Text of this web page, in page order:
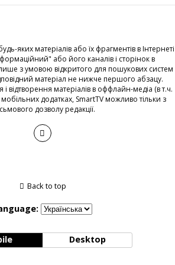
яких матеріалів або їх фрагментів в Інтернеті
або його каналів і сторінок в
з умовою відкритого для пошукових систем
матеріал не нижче першого абзацу.
відтворення матеріалів в оффлайн-медіа (в т.ч.
додатках, SmartTV можливо тільки з
дозволу редакції.
Back to top
Desktop